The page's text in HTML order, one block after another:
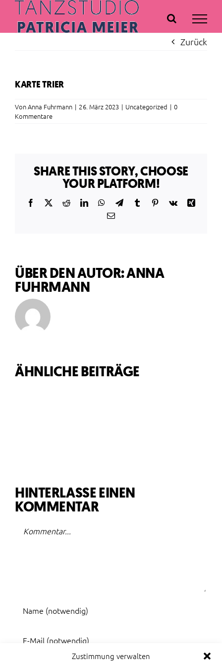
Zustimmung verwalten
Inhalt
springen
Zurück
KARTE TRIER
VonAnna Fuhrmann | 26. März 2023 | Uncategorized | 0
Kommentare
SHARE THIS STORY, CHOOSE
YOUR PLATFORM!
Facebook RedditLinkedInWhatsApp
TelegramTumblrPinterest
Vk
Xing
E-
ÜBER DEN AUTOR:ANNA
FUHRMANN
ÄHNLICHE BEITRÄGE
HINTERLASSE EINEN
KOMMENTAR